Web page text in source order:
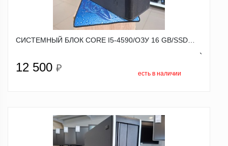
СИСТЕМНЫЙ БЛОК CORE I5-4590/ОЗУ 16 GB/SSD…
12 500 ₽
`
есть в наличии